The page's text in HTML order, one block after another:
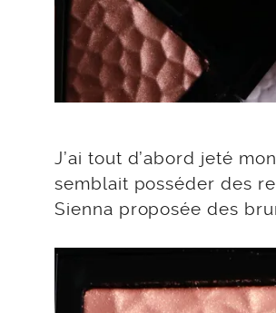
J’ai tout d’abord jeté
semblait posséder des
Sienna proposée des